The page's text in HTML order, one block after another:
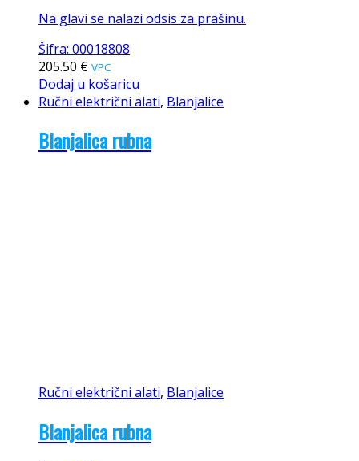
Na glavi se nalazi odsis za prašinu.
Šifra: 00018808
205.50 € VPC
Dodaj u košaricu
Ručni električni alati, Blanjalice
Blanjalica rubna
Ručni električni alati, Blanjalice
Blanjalica rubna